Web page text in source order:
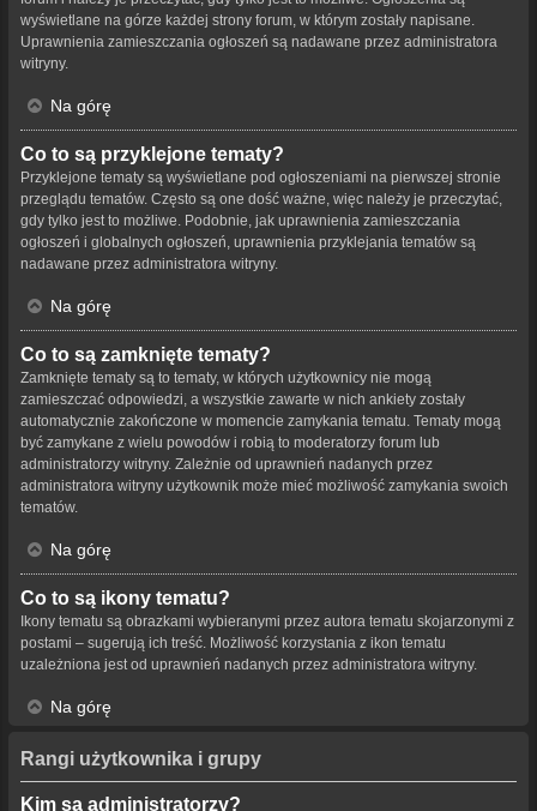
wyświetlane na górze każdej strony forum, w którym zostały napisane.
Uprawnienia zamieszczania ogłoszeń są nadawane przez administratora
witryny.
Na górę
Co to są przyklejone tematy?
Przyklejone tematy są wyświetlane pod ogłoszeniami na pierwszej stronie
przeglądu tematów. Często są one dość ważne, więc należy je przeczytać,
gdy tylko jest to możliwe. Podobnie, jak uprawnienia zamieszczania
ogłoszeń i globalnych ogłoszeń, uprawnienia przyklejania tematów są
nadawane przez administratora witryny.
Na górę
Co to są zamknięte tematy?
Zamknięte tematy są to tematy, w których użytkownicy nie mogą
zamieszczać odpowiedzi, a wszystkie zawarte w nich ankiety zostały
automatycznie zakończone w momencie zamykania tematu. Tematy mogą
być zamykane z wielu powodów i robią to moderatorzy forum lub
administratorzy witryny. Zależnie od uprawnień nadanych przez
administratora witryny użytkownik może mieć możliwość zamykania swoich
tematów.
Na górę
Co to są ikony tematu?
Ikony tematu są obrazkami wybieranymi przez autora tematu skojarzonymi z
postami – sugerują ich treść. Możliwość korzystania z ikon tematu
uzależniona jest od uprawnień nadanych przez administratora witryny.
Na górę
Rangi użytkownika i grupy
Kim są administratorzy?